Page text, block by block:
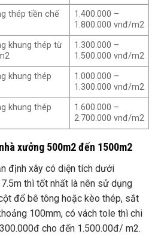
thép tiền chế
1.400.000 –
1.800.000 vnđ/m2
khung thép từ
1.300.000 –
1.500.000 vnđ/m2
khung thép
1.000.000 –
1.300.000 vnđ/m2
khung thép
1.600.000 –
2.700.000 vnđ/m2
xưởng 500m2 đến 1500m2
định xây có diện tích dưới
thì tốt nhất là nên sử dụng
đổ bê tông hoặc kèo thép, sắt
100mm, có vách tole thì chi
cho đến 1.500.00đ/ m2.